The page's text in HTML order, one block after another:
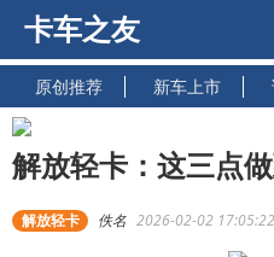
卡车之友
原创推荐 新车上市
解放轻卡：这三点
解放轻卡 佚名 2026-02-02 17:05:22